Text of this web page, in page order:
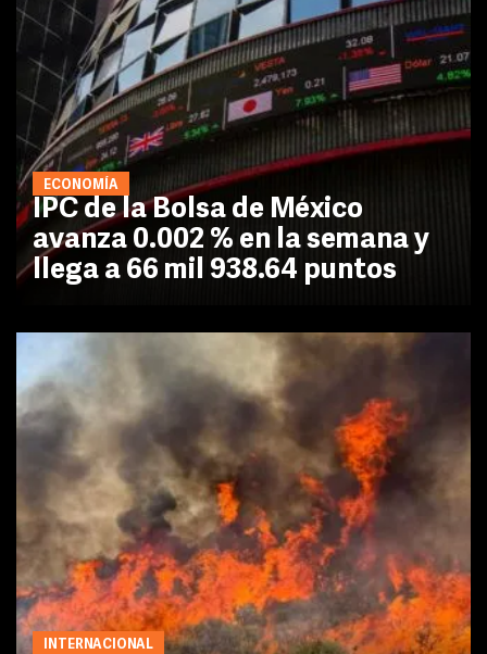
ECONOMÍA
IPC de la Bolsa de México
avanza 0.002 % en la semana y
llega a 66 mil 938.64 puntos
INTERNACIONAL